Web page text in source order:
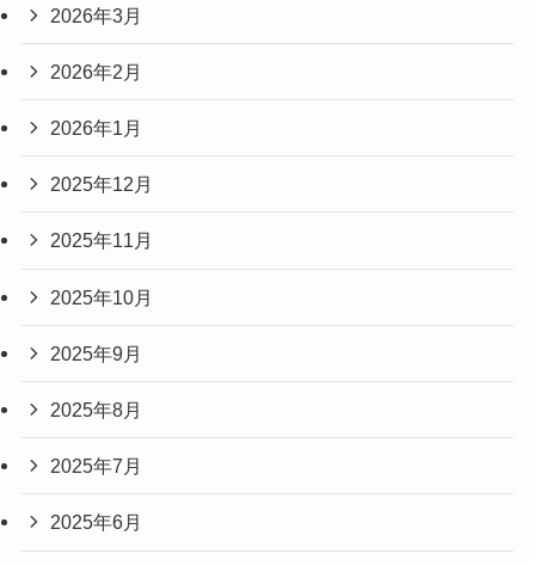
2026年3月
2026年2月
2026年1月
2025年12月
2025年11月
2025年10月
2025年9月
2025年8月
2025年7月
2025年6月